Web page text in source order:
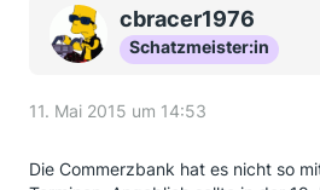
cbracer1976
Schatzmeister:in
11. Mai 2015 um 14:53
Die Commerzbank hat es nicht so